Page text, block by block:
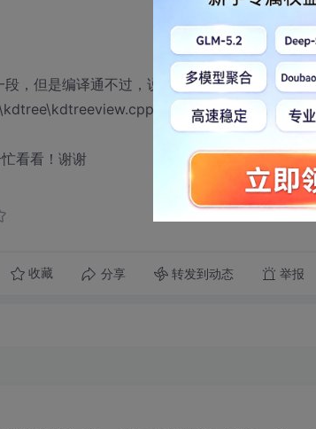
，但是编译通不过，说：1>c:\documents and
: error C3861:
看看！谢谢
收藏 分享 转发到动态 举报